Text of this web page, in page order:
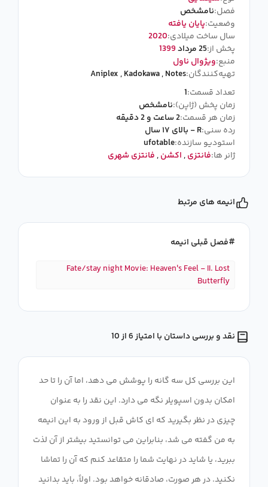
فصل:نامشخص
وضعیت:پایان یافته
سال ساخت میلادی:2020
پخش از:25 مرداد
1399
منبع:ویژوال ناول
تهیه‌کنندگان:
Aniplex,Kadokawa,Notes
تعداد قسمت:1
زمان پخش (ژاپن):نامشخص
زمان هر قسمت:2 ساعت و 2 دقیقه
رده سنی:R - بالای ۱۷ سال
استودیو سازنده:ufotable
ژانر ها:فانتزی,اکشن,فانتزی شهری
انیمه های مرتبط
فصل قبلی انیمه
Fate/stay night Movie: Heaven's Feel - II. Lost
Butterfly
نقد و بررسی داستان با امتیاز 6 از 10
این بررسی کل سه گانه را پوشش می دهد، اما آن را تا حد
امکان بدون اسپویلر نگه می دارد. این نقد را به عنوان
چیزی در نظر بگیرید که ای کاش قبل از ورود به این انیمه
به من گفته می شد، بنابراین می توانستید بیشتر از آن لذت
ببرید، یا شاید در نهایت شما را متقاعد کنم که آن را تماشا
نکنید. در هر صورت، صادقانه خواهد بود. اولاً، باید بدانید